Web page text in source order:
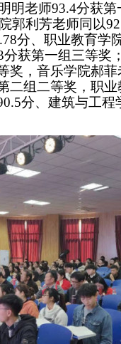
明老师93.4分获
郭利芳老师同以
分、职业教育学
获第一组三等奖
奖，音乐学院郝
二组二等奖，职
分、建筑与工程